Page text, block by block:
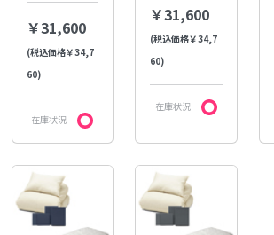
￥31,600
(税込価格￥34,7
60)
在庫状況
￥31,600
(税込価格￥34,7
60)
在庫状況